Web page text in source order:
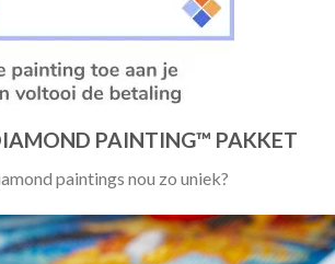
PAINTING™ PAKKET
paintings nou zo uniek?